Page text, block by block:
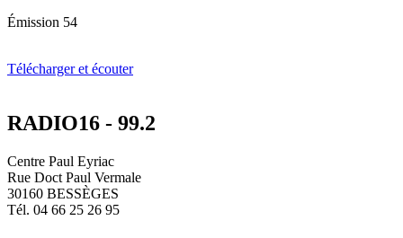
Émission 54
Télécharger et écouter
RADIO16 - 99.2
Centre Paul Eyriac
Rue Doct Paul Vermale
30160 BESSÈGES
Tél. 04 66 25 26 95